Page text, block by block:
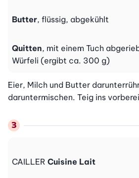
Butter, flüssig, abgekühlt
Quitten, mit einem Tuch
Würfeli (ergibt ca. 300 g)
Eier, Milch und Butter
daruntermischen. Teig ins
CAILLER Cuisine Lait